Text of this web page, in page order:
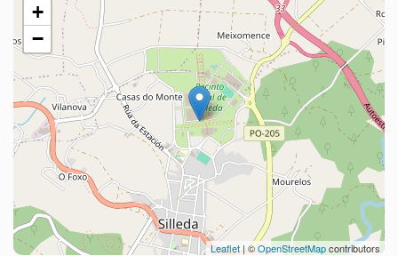
+
−
Leaflet| ©OpenStreetMapcontributors